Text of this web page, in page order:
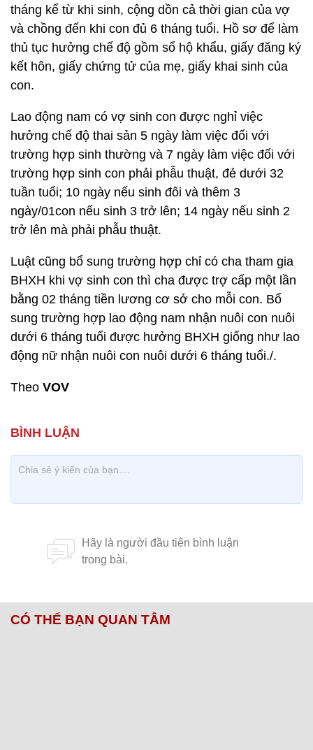
tháng kể từ khi sinh, cộng dồn cả thời gian của vợ
và chồng đến khi con đủ 6 tháng tuổi. Hồ sơ để làm
thủ tục hưởng chế độ gồm sổ hộ khẩu, giấy đăng ký
kết hôn, giấy chứng tử của mẹ, giấy khai sinh của
con.
Lao động nam có vợ sinh con được nghỉ việc
hưởng chế độ thai sản 5 ngày làm việc đối với
trường hợp sinh thường và 7 ngày làm việc đối với
trường hợp sinh con phải phẫu thuật, đẻ dưới 32
tuần tuổi; 10 ngày nếu sinh đôi và thêm 3
ngày/01con nếu sinh 3 trở lên; 14 ngày nếu sinh 2
trở lên mà phải phẫu thuật.
Luật cũng bổ sung trường hợp chỉ có cha tham gia
BHXH khi vợ sinh con thì cha được trợ cấp một lần
bằng 02 tháng tiền lương cơ sở cho mỗi con. Bổ
sung trường hợp lao động nam nhận nuôi con nuôi
dưới 6 tháng tuổi được hưởng BHXH giống như lao
động nữ nhận nuôi con nuôi dưới 6 tháng tuổi./.
Theo VOV
CÓ THỂ BẠN QUAN TÂM